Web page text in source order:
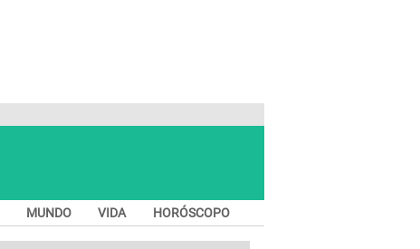
MUNDO VIDA HORÓSCOPO